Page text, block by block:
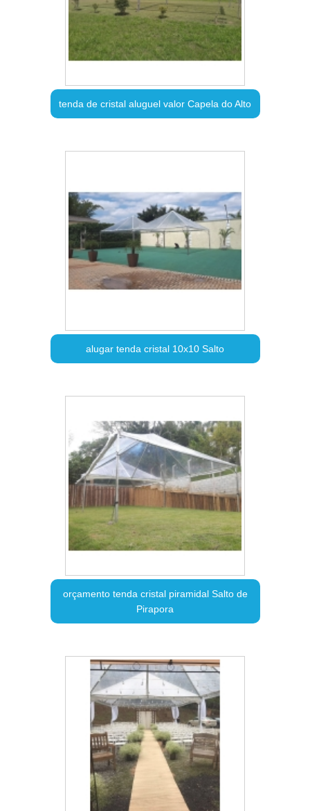
tenda de cristal aluguel valor Capela do Alto
alugar tenda cristal 10x10 Salto
orçamento tenda cristal piramidal Salto de
Pirapora